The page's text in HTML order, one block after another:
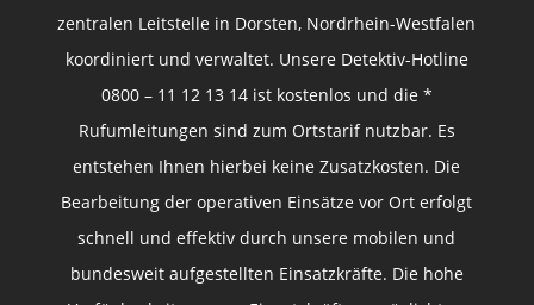
zentralen Leitstelle in Dorsten, Nordrhein-Westfalen
koordiniert und verwaltet. Unsere Detektiv-Hotline
0800 – 11 12 13 14 ist kostenlos und die *
Rufumleitungen sind zum Ortstarif nutzbar. Es
entstehen Ihnen hierbei keine Zusatzkosten. Die
Bearbeitung der operativen Einsätze vor Ort erfolgt
schnell und effektiv durch unsere mobilen und
bundesweit aufgestellten Einsatzkräfte. Die hohe